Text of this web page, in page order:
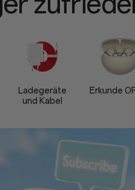
Ladegeräte
und Kabel
Erkunde